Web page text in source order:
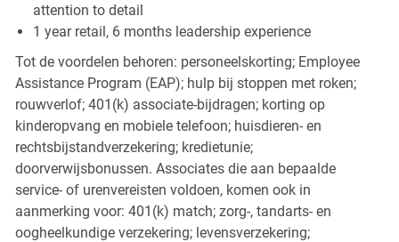
attention to detail
1 year retail, 6 months leadership experience
Tot de voordelen behoren: personeelskorting; Employee
Assistance Program (EAP); hulp bij stoppen met roken;
rouwverlof; 401(k) associate-bijdragen; korting op
kinderopvang en mobiele telefoon; huisdieren- en
rechtsbijstandverzekering; kredietunie;
doorverwijsbonussen. Associates die aan bepaalde
service- of urenvereisten voldoen, komen ook in
aanmerking voor: 401(k) match; zorg-, tandarts- en
oogheelkundige verzekering; levensverzekering;